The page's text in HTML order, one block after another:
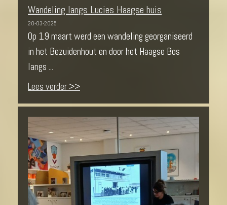
Wandeling langs Lucies Haagse huis
20-03-2025
Op 19 maart werd een wandeling georganiseerd
in het Bezuidenhout en door het Haagse Bos
langs ...
Lees verder >>